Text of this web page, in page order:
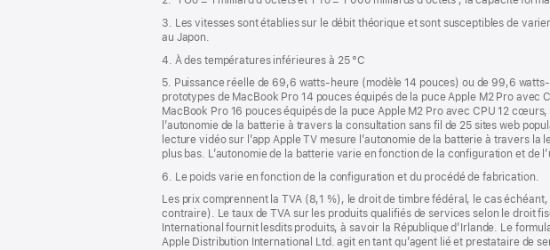
page
3. Les vitesses sont établies sur le débit théorique et sont susceptibles de
au Japon.
4. À des températures inférieures à 25 °C
5. Puissance réelle de 69,6 watts-heure (modèle 14 pouces) ou de 99,6
prototypes de MacBook Pro 14 pouces équipés de la puce Apple M2 Pro
MacBook Pro 16 pouces équipés de la puce Apple M2 Pro avec CPU 12
l’autonomie de la batterie à travers la consultation sans fil de 25 sites web
lecture vidéo sur l’app Apple TV mesure l’autonomie de la batterie à travers
plus bas. L’autonomie de la batterie varie en fonction de la configuration et
6. Le poids varie en fonction de la configuration et du procédé de fabrication.
Les prix comprennent la TVA (8,1 %), le droit de timbre fédéral, le cas
contraire). Le taux de TVA sur les produits qualifiés de services selon le droit
International fournit lesdits produits, à savoir la République d’Irlande. Le
Apple Distribution International Ltd. agit en tant qu’agent lié et prestataire de